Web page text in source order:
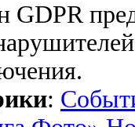
GDPR
: